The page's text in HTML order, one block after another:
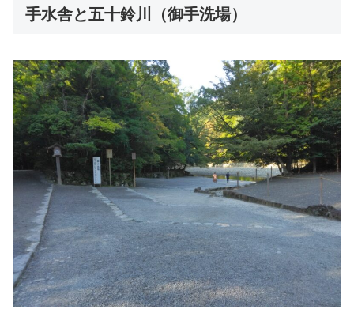
手水舎と五十鈴川（御手洗場）